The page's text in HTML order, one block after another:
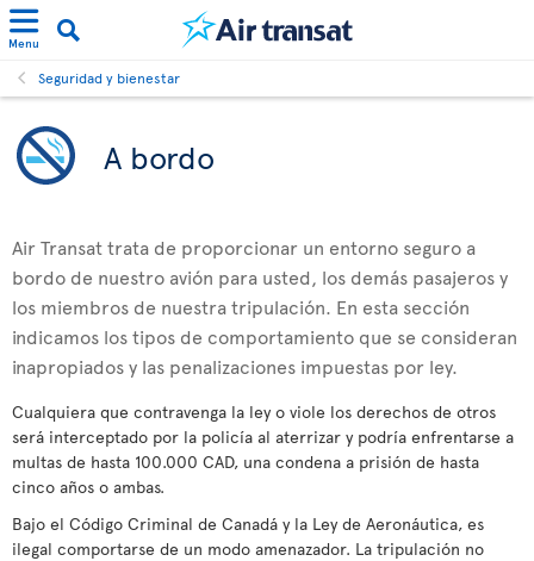
Menu
Seguridad y bienestar
A bordo
Air Transat trata de proporcionar un entorno seguro a
bordo de nuestro avión para usted, los demás pasajeros y
los miembros de nuestra tripulación. En esta sección
indicamos los tipos de comportamiento que se consideran
inapropiados y las penalizaciones impuestas por ley.
Cualquiera que contravenga la ley o viole los derechos de otros
será interceptado por la policía al aterrizar y podría enfrentarse a
multas de hasta 100.000 CAD, una condena a prisión de hasta
cinco años o ambas.
Bajo el Código Criminal de Canadá y la Ley de Aeronáutica, es
ilegal comportarse de un modo amenazador. La tripulación no